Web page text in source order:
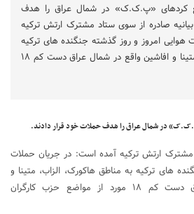
کردهای «پ.ک.ک» در شمال عراق را هدف
صادره از سوی ستاد مشترک ارتش ترکیه
امروز و روز گذشته جنگنده های ترکیه
به مناطق هاکورک، الزاب، متینا و افاشین واقع در شمال عراق دست کم ۱۸
در شمال عراق را هدف حملات خود قرار دادند.
مشترک ارتش ترکیه آمده است: در جریان حملات
های ترکیه به مناطق هاکورک، الزاب، متینا و
افاشین واقع در شمال عراق دست کم ۱۸ مورد از مواضع حزب کارگران